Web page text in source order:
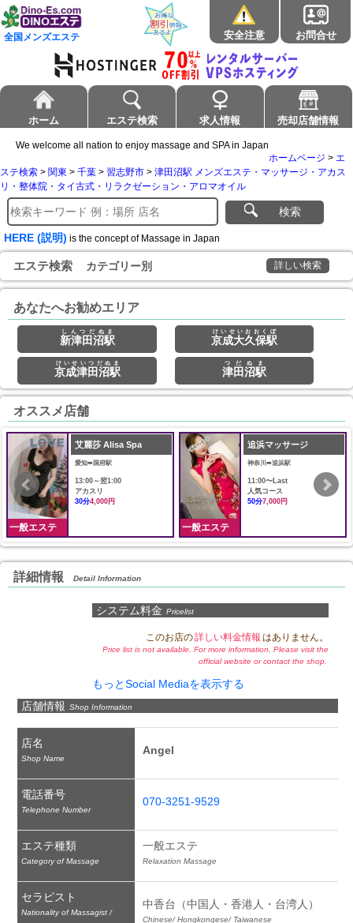
全国メンズエステ 安全注意 お問合せ
ホーム エステ検索 求人情報 売却店舗情報
We welcome all nation to enjoy massage and SPA in Japan
ホームページ > エ
ステ検索 > 関東 > 千葉 > 習志野市 > 津田沼駅 メンズエステ・マッサージ・アカス
リ・整体院・タイ古式・リラクゼーション・アロマオイル
検索
HERE (説明) is the concept of Massage in Japan
エステ検索 カテゴリー別 詳しい検索
あなたへお勧めエリア
新津田沼駅
しんつだぬま
京成大久保駅
けいせいおおくぼ
京成津田沼駅
けいせいつだぬま
津田沼駅
つだぬま
オススメ店舗
一般エステ
艾麗莎 Alisa Spa
愛知➠国府駅
13:00～翌1:00
アカスリ
30分4,000円
一般エステ
追浜マッサージ
神奈川➠追浜駅
11:00〜Last
人気コース
50分7,000円
詳細情報 Detail Information
システム料金 Pricelist
このお店の詳しい料金情報 はありません。
Price list is not available. For more information, Please visit the
official website or contact the shop.
もっとSocial Mediaを表示する
店舗情報 Shop Information
店名
Shop Name
Angel
電話番号
Telephone Number
070-3251-9529
エステ種類
Category of Massage
一般エステ
Relaxation Massage
セラピスト
Nationality of Massagist /
中香台（中国人・香港人・台湾人）
Chinese/ Hongkongese/ Taiwanese